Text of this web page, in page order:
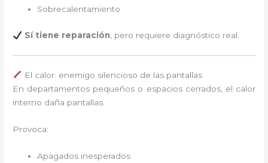
Sobrecalentamiento
Sí tiene reparación, pero requiere diagnóstico real.
El calor: enemigo silencioso de las pantallas
En departamentos pequeños o espacios cerrados, el calor
interno daña pantallas.
Provoca:
Apagados inesperados